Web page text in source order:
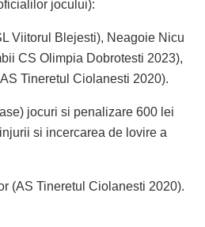
jocului):
Viitorul Blejesti), Neagoie Nicu
CS Olimpia Dobrotesti 2023),
Tineretul Ciolanesti 2020).
jocuri si penalizare 600 lei
si incercarea de lovire a
(AS Tineretul Ciolanesti 2020).